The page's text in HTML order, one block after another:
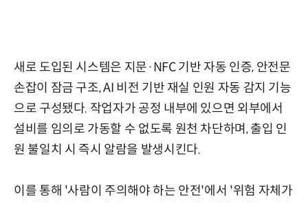
새로 도입된 시스템은 지문·NFC 기반 자동 인증, 안전문
손잡이 잠금 구조, AI 비전 기반 재실 인원 자동 감지 기능
으로 구성됐다. 작업자가 공정 내부에 있으면 외부에서
설비를 임의로 가동할 수 없도록 원천 차단하며, 출입 인
원 불일치 시 즉시 알람을 발생시킨다.
이를 통해 '사람이 주의해야 하는 안전'에서 '위험 자체가